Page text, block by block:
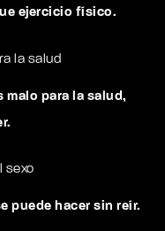
ejercicio físico.
malo para la salud,
puede hacer sin reír.